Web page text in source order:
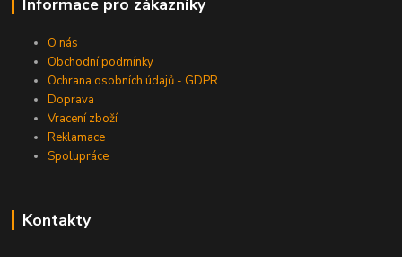
O nás
Obchodní podmínky
Ochrana osobních údajů - GDPR
Doprava
Vracení zboží
Reklamace
Spolupráce
Kontakty